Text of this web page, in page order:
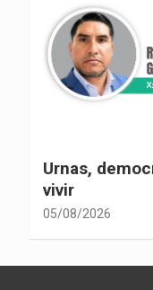
El país de
convenientes
05/08/2026